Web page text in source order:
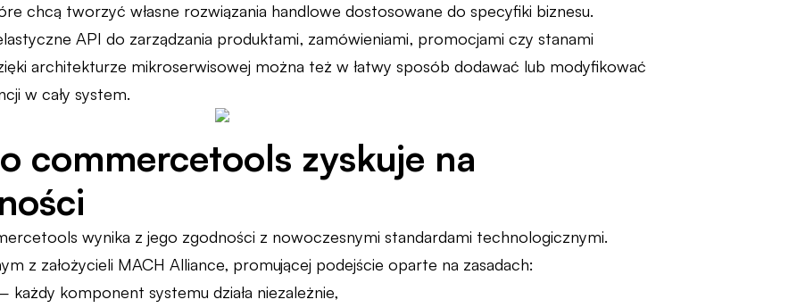
chcą tworzyć własne rozwiązania handlowe dostosowane do specyfiki biznesu.
API do zarządzania produktami, zamówieniami, promocjami czy stanami
architekturze mikroserwisowej można też w łatwy sposób dodawać lub modyfikować
w cały system.
commercetools zyskuje na
wynika z jego zgodności z nowoczesnymi standardami technologicznymi.
z założycieli MACH Alliance, promującej podejście oparte na zasadach:
każdy komponent systemu działa niezależnie,